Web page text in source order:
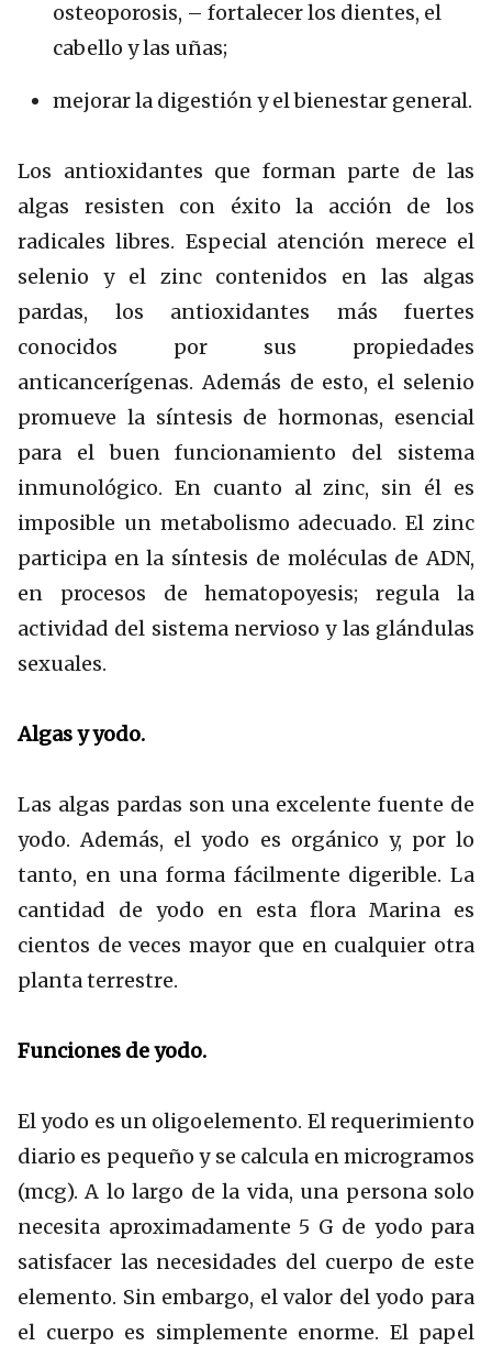
osteoporosis, – fortalecer los dientes, el
cabello y las uñas;
mejorar la digestión y el bienestar general.
Los antioxidantes que forman parte de las
algas resisten con éxito la acción de los
radicales libres. Especial atención merece el
selenio y el zinc contenidos en las algas
pardas, los antioxidantes más fuertes
conocidos por sus propiedades
anticancerígenas. Además de esto, el selenio
promueve la síntesis de hormonas, esencial
para el buen funcionamiento del sistema
inmunológico. En cuanto al zinc, sin él es
imposible un metabolismo adecuado. El zinc
participa en la síntesis de moléculas de ADN,
en procesos de hematopoyesis; regula la
actividad del sistema nervioso y las glándulas
sexuales.
Algas y yodo.
Las algas pardas son una excelente fuente de
yodo. Además, el yodo es orgánico y, por lo
tanto, en una forma fácilmente digerible. La
cantidad de yodo en esta flora Marina es
cientos de veces mayor que en cualquier otra
planta terrestre.
Funciones de yodo.
El yodo es un oligoelemento. El requerimiento
diario es pequeño y se calcula en microgramos
(mcg). A lo largo de la vida, una persona solo
necesita aproximadamente 5 G de yodo para
satisfacer las necesidades del cuerpo de este
elemento. Sin embargo, el valor del yodo para
el cuerpo es simplemente enorme. El papel